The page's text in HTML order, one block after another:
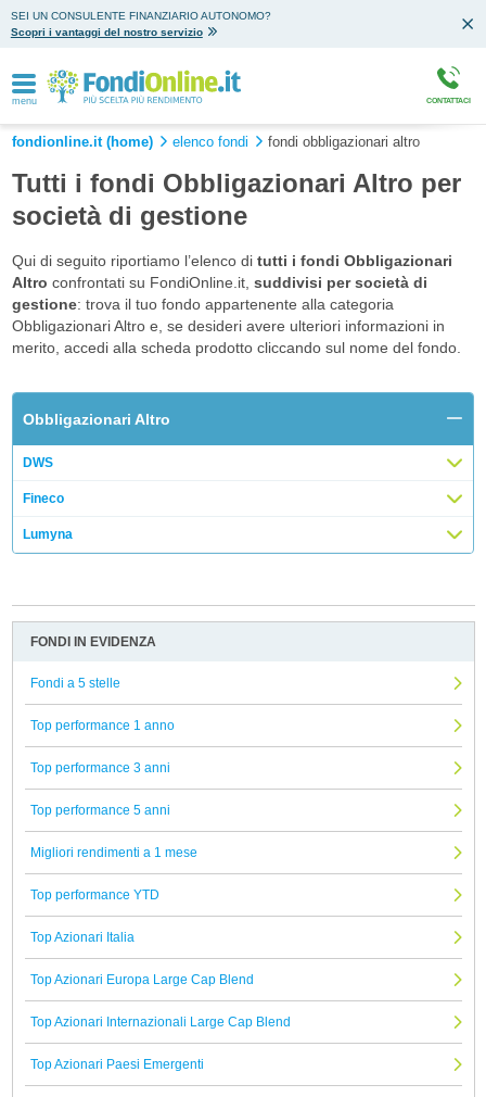
SEI UN CONSULENTE FINANZIARIO AUTONOMO?
Scopri i vantaggi del nostro servizio
menu CONTATTACI
fondionline.it (home) elenco fondi fondi obbligazionari altro
Tutti i fondi Obbligazionari Altro per
società di gestione
Qui di seguito riportiamo l’elenco di tutti i fondi Obbligazionari
Altro confrontati su FondiOnline.it, suddivisi per società di
gestione: trova il tuo fondo appartenente alla categoria
Obbligazionari Altro e, se desideri avere ulteriori informazioni in
merito, accedi alla scheda prodotto cliccando sul nome del fondo.
Obbligazionari Altro
DWS
Fineco
Lumyna
FONDI IN EVIDENZA
Fondi a 5 stelle
Top performance 1 anno
Top performance 3 anni
Top performance 5 anni
Migliori rendimenti a 1 mese
Top performance YTD
Top Azionari Italia
Top Azionari Europa Large Cap Blend
Top Azionari Internazionali Large Cap Blend
Top Azionari Paesi Emergenti